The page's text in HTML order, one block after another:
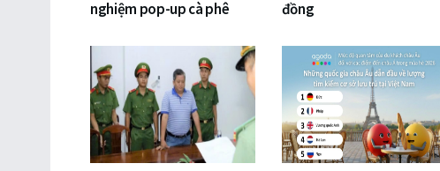
nghiệm pop-up cà phê
đồng